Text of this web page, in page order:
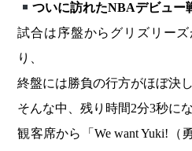
ついに訪れたNBAデビュー
試合は序盤からグリズリー
り、
終盤には勝負の行方がほぼ決し
そんな中、残り時間2分3秒にな
観客席から「We want Yuki!（